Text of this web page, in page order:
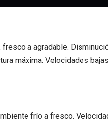
a agradable.
máxima. Velocidades
frío a fresco.